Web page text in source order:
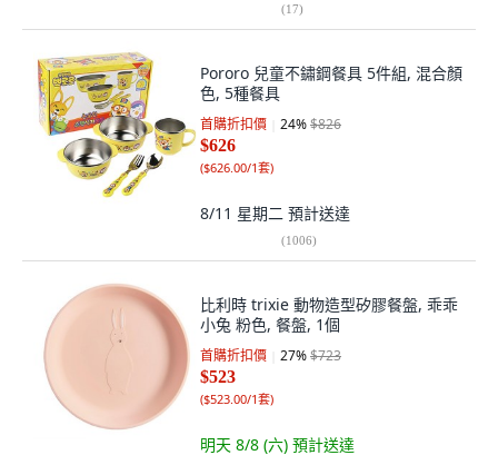
(17)
Pororo 兒童不鏽鋼餐具 5件組, 混合顏
色, 5種餐具
首購折扣價 24%$826
$626
($626.00/1套)
8/11 星期二 預計送達
(1006)
比利時 trixie 動物造型矽膠餐盤, 乖乖
小兔 粉色, 餐盤, 1個
首購折扣價 27%$723
$523
($523.00/1套)
明天 8/8 (六) 預計送達